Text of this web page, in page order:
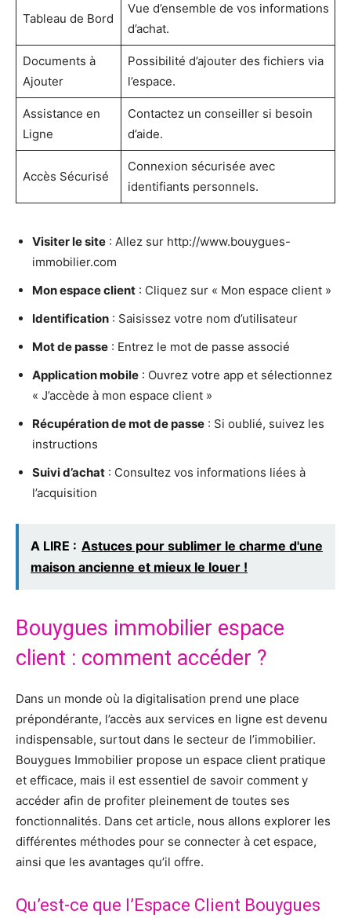
Tableau de Bord
Vue d’ensemble de vos informations
d’achat.
Documents à
Ajouter
Possibilité d’ajouter des fichiers via
l’espace.
Assistance en
Ligne
Contactez un conseiller si besoin
d’aide.
Accès Sécurisé
Connexion sécurisée avec
identifiants personnels.
Visiter le site : Allez sur http://www.bouygues-
immobilier.com
Mon espace client : Cliquez sur « Mon espace client »
Identification : Saisissez votre nom d’utilisateur
Mot de passe : Entrez le mot de passe associé
Application mobile : Ouvrez votre app et sélectionnez
« J’accède à mon espace client »
Récupération de mot de passe : Si oublié, suivez les
instructions
Suivi d’achat : Consultez vos informations liées à
l’acquisition
A LIRE : Astuces pour sublimer le charme d'une
maison ancienne et mieux le louer !
Bouygues immobilier espace
client : comment accéder ?
Dans un monde où la digitalisation prend une place
prépondérante, l’accès aux services en ligne est devenu
indispensable, surtout dans le secteur de l’immobilier.
Bouygues Immobilier propose un espace client pratique
et efficace, mais il est essentiel de savoir comment y
accéder afin de profiter pleinement de toutes ses
fonctionnalités. Dans cet article, nous allons explorer les
différentes méthodes pour se connecter à cet espace,
ainsi que les avantages qu’il offre.
Qu’est-ce que l’Espace Client Bouygues